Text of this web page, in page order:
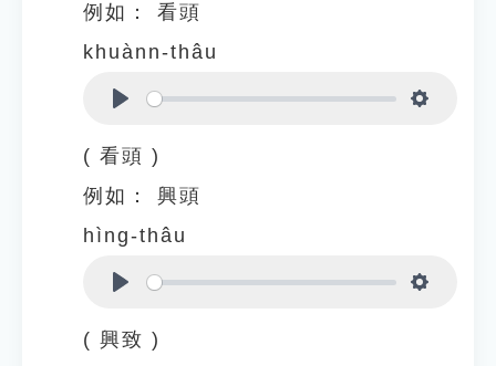
例如：
看頭
khuànn-thâu
( 看頭 )
例如：
興頭
hìng-thâu
( 興致 )